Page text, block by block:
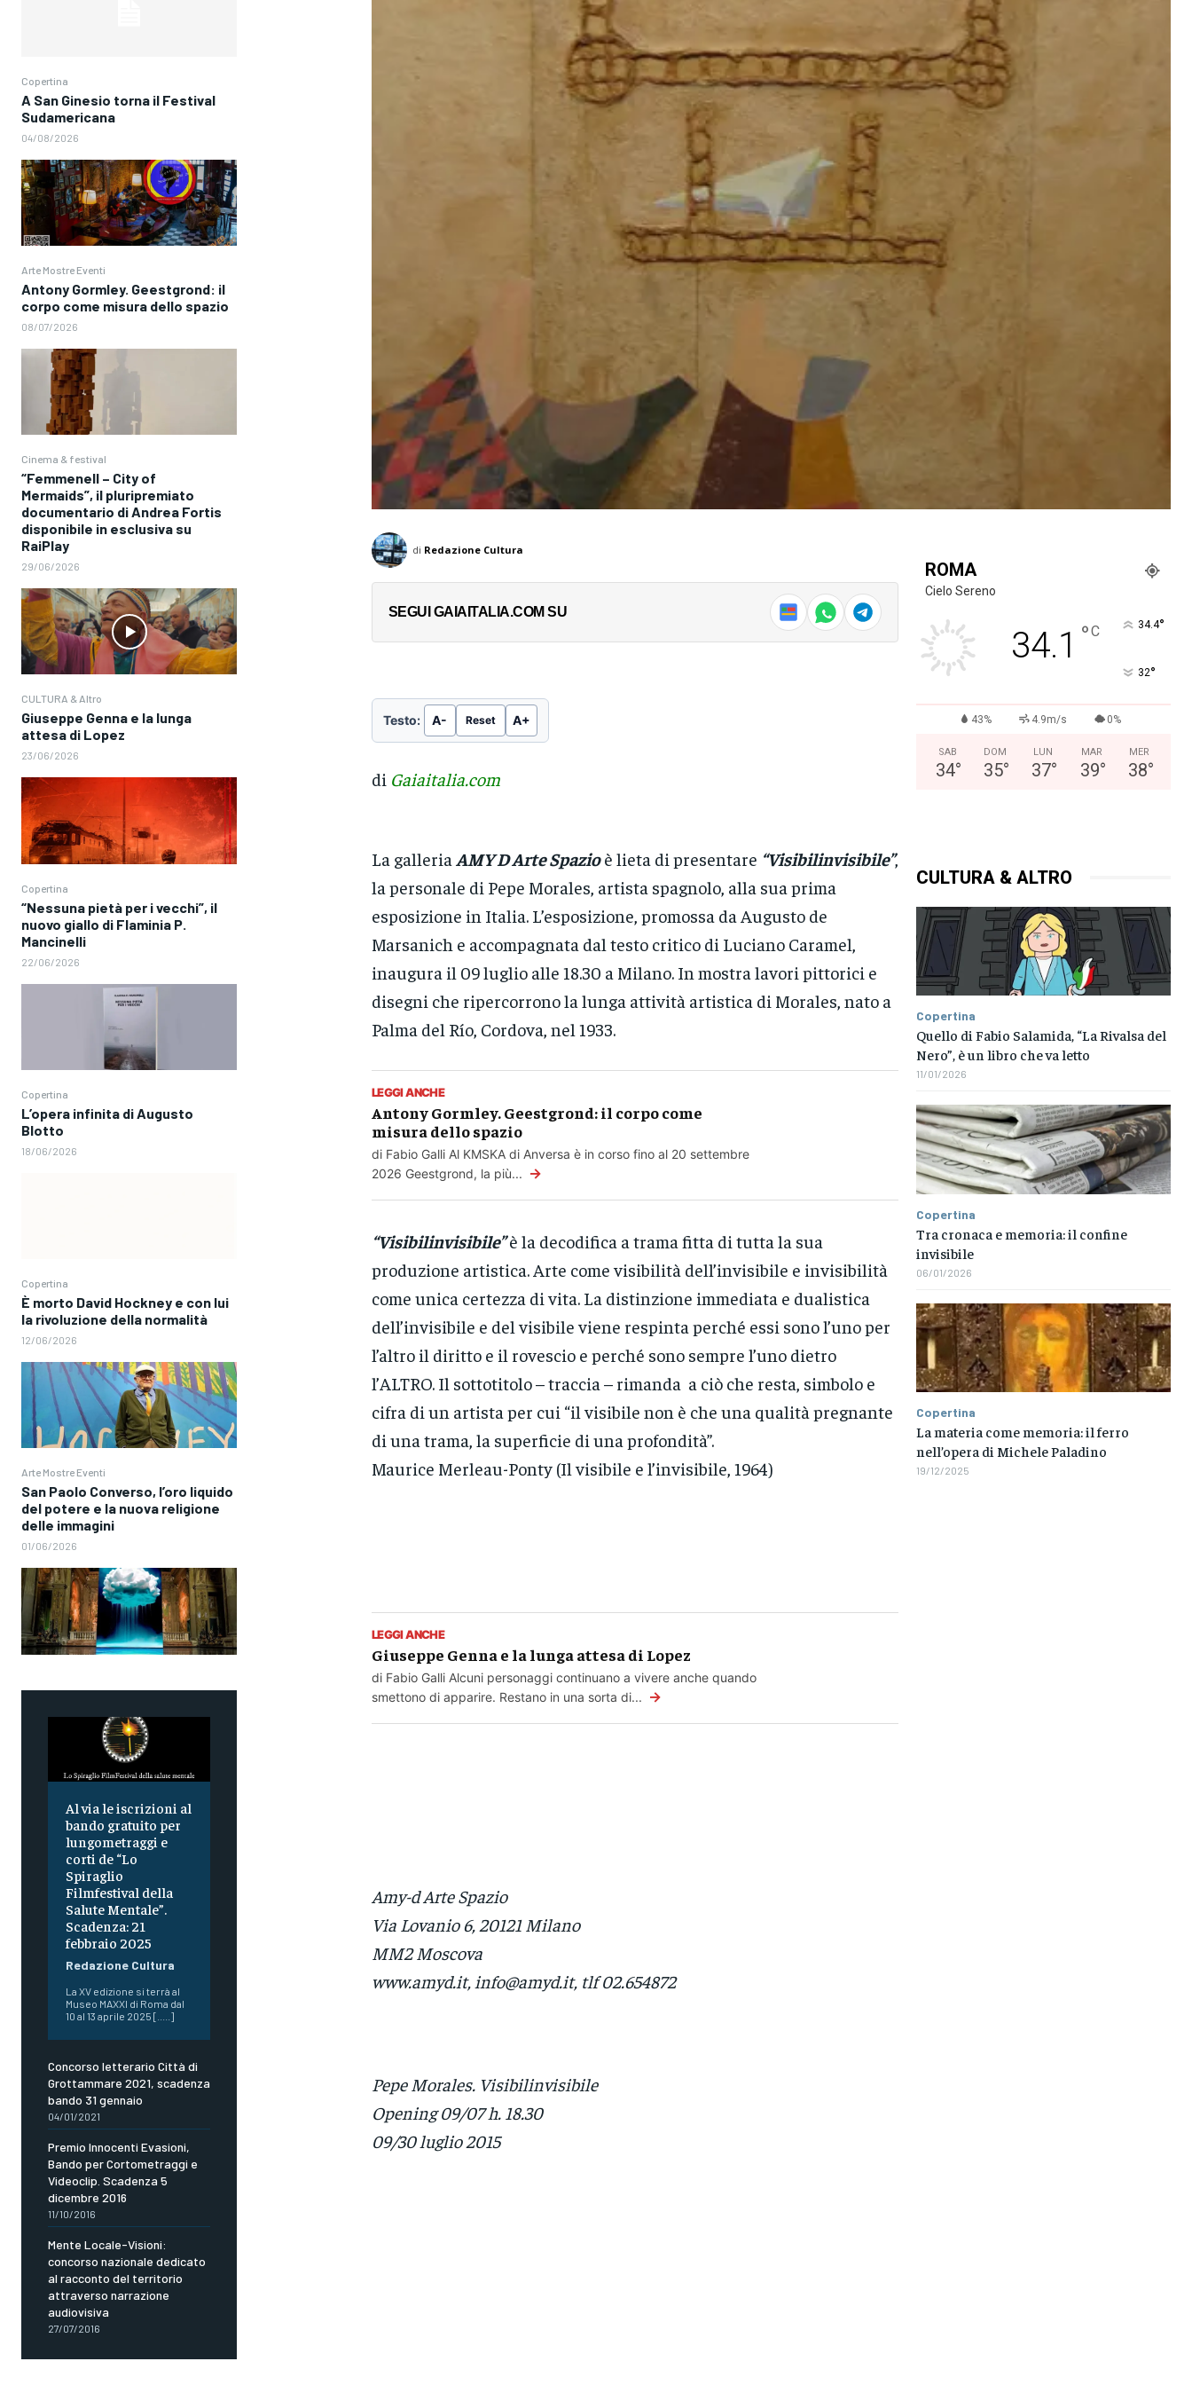
Copertina
A San Ginesio torna il Festival
Sudamericana
04/08/2026
Arte Mostre Eventi
Antony Gormley. Geestgrond: il
corpo come misura dello spazio
08/07/2026
Cinema & festival
“Femmenell – City of
Mermaids”, il pluripremiato
documentario di Andrea Fortis
disponibile in esclusiva su
RaiPlay
29/06/2026
CULTURA & Altro
Giuseppe Genna e la lunga
attesa di Lopez
23/06/2026
Copertina
“Nessuna pietà per i vecchi”, il
nuovo giallo di Flaminia P.
Mancinelli
22/06/2026
Copertina
L’opera infinita di Augusto
Blotto
18/06/2026
Copertina
È morto David Hockney e con lui
la rivoluzione della normalità
12/06/2026
Arte Mostre Eventi
San Paolo Converso, l’oro liquido
del potere e la nuova religione
delle immagini
01/06/2026
Al via le iscrizioni al
bando gratuito per
lungometraggi e
corti de “Lo
Spiraglio
Filmfestival della
Salute Mentale”.
Scadenza: 21
febbraio 2025
Redazione Cultura
La XV edizione si terrà al
Museo MAXXI di Roma dal
10 al 13 aprile 2025 [.....]
Concorso letterario Città di
Grottammare 2021, scadenza
bando 31 gennaio
04/01/2021
Premio Innocenti Evasioni,
Bando per Cortometraggi e
Videoclip. Scadenza 5
dicembre 2016
11/10/2016
Mente Locale-Visioni:
concorso nazionale dedicato
al racconto del territorio
attraverso narrazione
audiovisiva
27/07/2016
di Redazione Cultura
SEGUI GAIAITALIA.COM SU
Testo: A- Reset A+
di Gaiaitalia.com
La galleria AMY D Arte Spazioè lieta di presentare “Visibilinvisibile”,
la personale di Pepe Morales, artista spagnolo, alla sua prima
esposizione in Italia. L’esposizione, promossa da Augusto de
Marsanich e accompagnata dal testo critico di Luciano Caramel,
inaugura il 09 luglio alle 18.30 a Milano. In mostra lavori pittorici e
disegni che ripercorrono la lunga attività artistica di Morales, nato a
Palma del Río, Cordova, nel 1933.
LEGGI ANCHE
Antony Gormley. Geestgrond: il corpo come
misura dello spazio
di Fabio Galli Al KMSKA di Anversa è in corso fino al 20 settembre
2026 Geestgrond, la più... →
“Visibilinvisibile”è la decodifica a trama fitta di tutta la sua
produzione artistica. Arte come visibilità dell’invisibile e invisibilità
come unica certezza di vita. La distinzione immediata e dualistica
dell’invisibile e del visibile viene respinta perché essi sono l’uno per
l’altro il diritto e il rovescio e perché sono sempre l’uno dietro
l’ALTRO. Il sottotitolo – traccia – rimanda a ciò che resta, simbolo e
cifra di un artista per cui “il visibile non è che una qualità pregnante
di una trama, la superficie di una profondità”.
Maurice Merleau-Ponty (Il visibile e l’invisibile, 1964)
LEGGI ANCHE
Giuseppe Genna e la lunga attesa di Lopez
di Fabio Galli Alcuni personaggi continuano a vivere anche quando
smettono di apparire. Restano in una sorta di... →
Amy-d Arte Spazio
Via Lovanio 6, 20121 Milano
MM2 Moscova
www.amyd.it, info@amyd.it, tlf 02.654872
Pepe Morales. Visibilinvisibile
Opening 09/07 h. 18.30
09/30 luglio 2015
ROMA
Cielo Sereno
34.1 °C 34.4°
32°
43% 4.9m/s 0%
SAB
34°
DOM
35°
LUN
37°
MAR
39°
MER
38°
CULTURA & ALTRO
Copertina
Quello di Fabio Salamida, “La Rivalsa del
Nero”, è un libro che va letto
11/01/2026
Copertina
Tra cronaca e memoria: il confine
invisibile
06/01/2026
Copertina
La materia come memoria: il ferro
nell’opera di Michele Paladino
19/12/2025